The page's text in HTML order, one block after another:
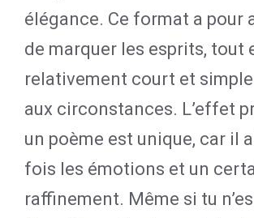
élégance. Ce format a pour
de marquer les esprits, tout
relativement court et
aux circonstances. L’effet
un poème est unique, car il
fois les émotions et un
raffinement. Même si tu